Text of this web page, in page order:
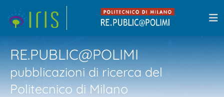
RE.PUBLIC@POLIMI
pubblicazioni di ricerca del
Politecnico di Milano